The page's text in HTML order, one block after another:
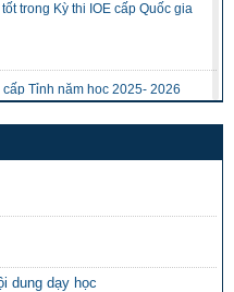
trong Kỳ thi IOE cấp Quốc gia
Tỉnh năm học 2025- 2026
của Bộ GD&ĐT quy định về
định số 022/2025/QĐ-UBND
hành Quy định về dạy thêm,
dung dạy học